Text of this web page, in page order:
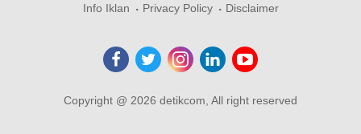
Info Iklan
Privacy Policy Disclaimer
Copyright @ 2026 detikcom, All right reserved